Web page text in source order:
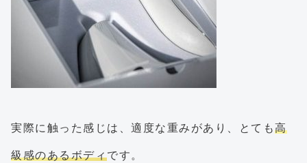
実際に触った感じは、適度な重みがあり、とても高
級感のあるボディです。